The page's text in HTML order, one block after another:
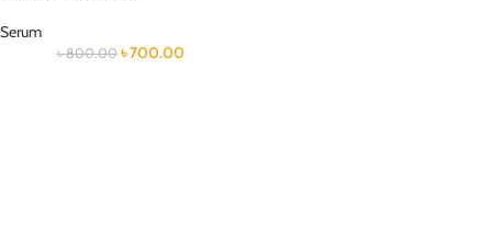
Serum
৳800.00 ৳700.00